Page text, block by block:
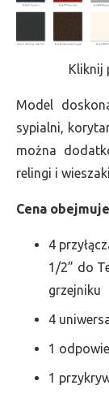
Kliknij
Model
sypialni,
można
relingi i
Cena
4
1/2” do
grzejniku
4
1
1